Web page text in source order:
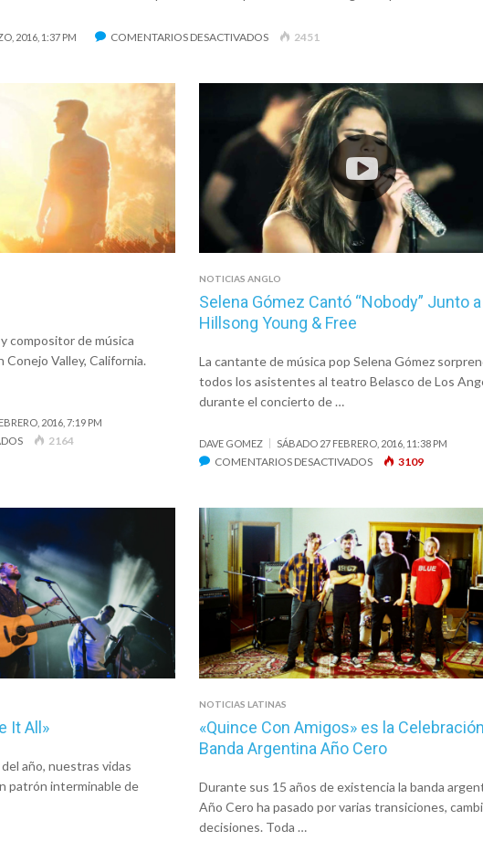
2016, 1:37 PM COMENTARIOS DESACTIVADOSEN
–
«QUINCE
CON
AMIGOS»
2451
compositor de música
Conejo Valley, California.
2016, 7:19 PM
EN
2164
NOTICIAS ANGLO
Selena Gómez Cantó “Nobody” Junto a
Hillsong Young & Free
La cantante de música pop Selena Gómez
todos los asistentes al teatro Belasco de Los
durante el concierto de …
DAVE GOMEZ SÁBADO 27 FEBRERO, 2016, 11:38 PM
COMENTARIOS DESACTIVADOSEN
CANTÓ
“NOBODY”
JUNTO
A
HILLSONG
YOUNG
&
FREE
3109
It All»
año, nuestras vidas
patrón interminable de
NOTICIAS LATINAS
«Quince Con Amigos» es la
Banda Argentina Año Cero
Durante sus 15 años de existencia la banda
Año Cero ha pasado por varias transiciones,
decisiones. Toda …